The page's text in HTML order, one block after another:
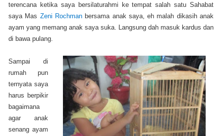
terencana ketika saya bersilaturahmi ke tempat salah satu Sahabat
saya Mas Zeni Rochmanbersama anak saya, eh malah dikasih anak
ayam yang memang anak saya suka. Langsung dah masuk kardus dan
di bawa pulang.
Sampai di
rumah pun
ternyata saya
harus berpikir
bagaimana
agar anak
senang ayam